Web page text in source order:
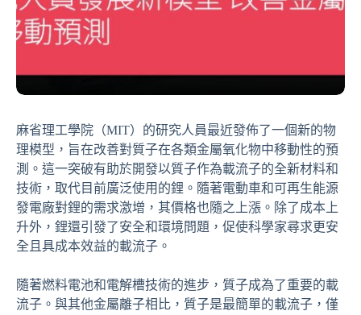
麻省理工學院（MIT）的研究人員最近發佈了一個新的物
理模型，旨在改善對質子在各類金屬氧化物中移動性的預
測。這一突破有助於開發以質子作為載流子的全新材料和
技術，取代目前廣泛使用的鋰。隨著電動車和可再生能源
發電廠對鋰的需求激增，其價格也隨之上漲。除了成本上
升外，鋰還引發了安全和環境問題，促使科學家尋求更安
全且具成本效益的載流子。
隨著燃料電池和電解槽技術的進步，質子成為了重要的載
流子。與其他金屬離子相比，質子是最簡單的載流子，僅